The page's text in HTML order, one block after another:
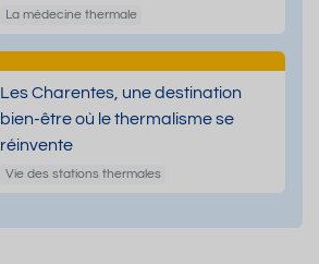
dermatologiques
La médecine thermale
Les Charentes, une destination
bien-être où le thermalisme se
réinvente
Vie des stations thermales